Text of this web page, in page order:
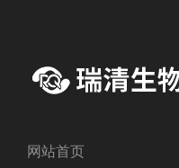
网站首页